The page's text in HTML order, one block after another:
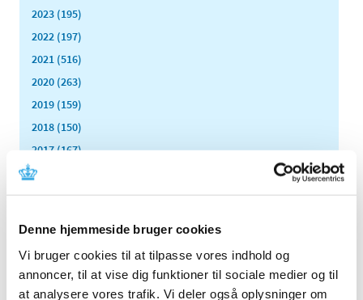
Denne hjemmeside bruger cookies
Vi bruger cookies til at tilpasse vores indhold og
annoncer, til at vise dig funktioner til sociale medier og til
at analysere vores trafik. Vi deler også oplysninger om
2023 (195)
2022 (197)
2021 (516)
2020 (263)
2019 (159)
2018 (150)
2017 (167)
2016 (167)
2015 (33)
2013 (49)
2012 (44)
2011 (13)